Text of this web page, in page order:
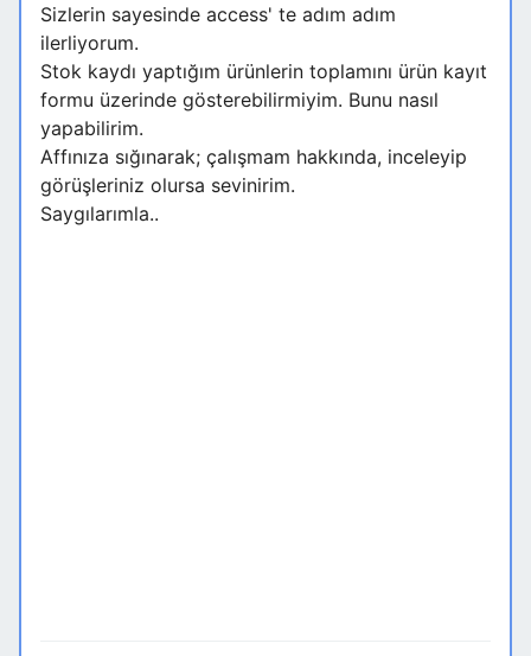
Sizlerin sayesinde access' te adım adım
ilerliyorum.
Stok kaydı yaptığım ürünlerin toplamını ürün kayıt
formu üzerinde gösterebilirmiyim. Bunu nasıl
yapabilirim.
Affınıza sığınarak; çalışmam hakkında, inceleyip
görüşleriniz olursa sevinirim.
Saygılarımla..